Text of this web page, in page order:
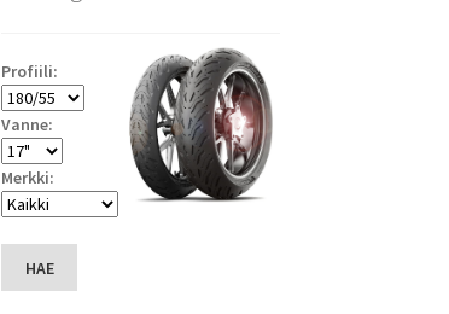
Profiili:
Vanne:
Merkki:
HAE